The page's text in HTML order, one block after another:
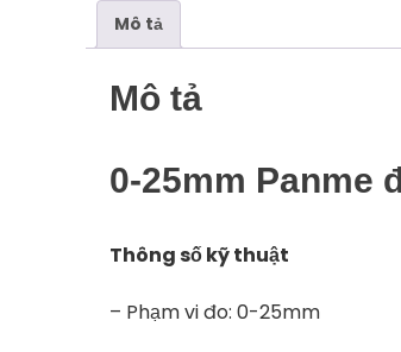
Mô tả
Mô tả
0-25mm Panme
Thông số kỹ thuật
– Phạm vi đo: 0-25mm